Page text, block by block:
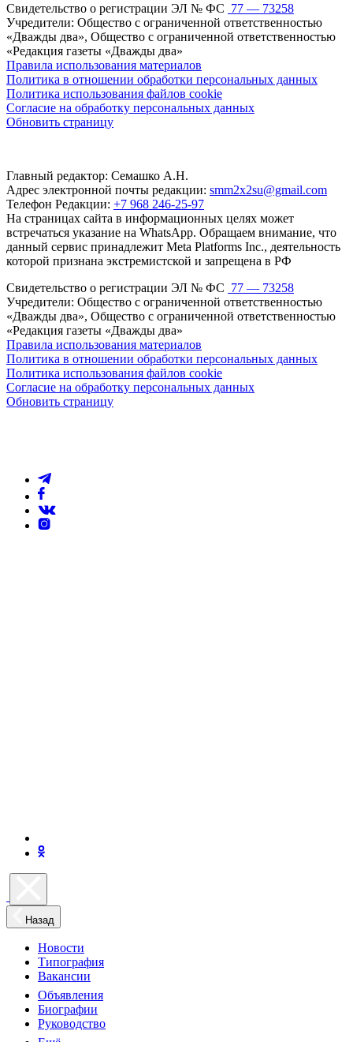
Свидетельство о регистрации ЭЛ № ФС 77 — 73258
Учредители: Общество с ограниченной ответственностью
«Дважды два», Общество с ограниченной ответственностью
«Редакция газеты «Дважды два»
Правила использования материалов
Политика в отношении обработки персональных данных
Политика использования файлов cookie
Согласие на обработку персональных данных
Обновить страницу
Главный редактор: Семашко А.Н.
Адрес электронной почты редакции: smm2x2su@gmail.com
Телефон Редакции: +7 968 246-25-97
На страницах сайта в информационных целях может
встречаться указание на WhatsApp. Обращаем внимание, что
данный сервис принадлежит Meta Platforms Inc., деятельность
которой признана экстремистской и запрещена в РФ
Свидетельство о регистрации ЭЛ № ФС 77 — 73258
Учредители: Общество с ограниченной ответственностью
«Дважды два», Общество с ограниченной ответственностью
«Редакция газеты «Дважды два»
Правила использования материалов
Политика в отношении обработки персональных данных
Политика использования файлов cookie
Согласие на обработку персональных данных
Обновить страницу
Назад
Новости
Типография
Вакансии
Объявления
Биографии
Руководство